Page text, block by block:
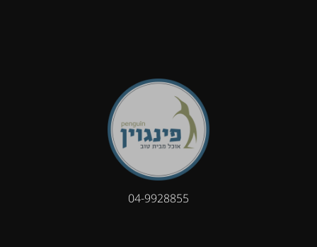
04-9928855